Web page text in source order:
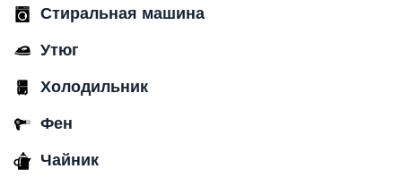
Стиральная машина
Утюг
Холодильник
Фен
Чайник